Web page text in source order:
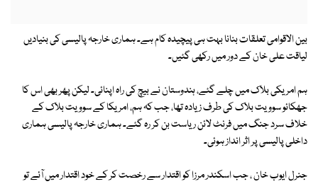
بین الاقوامی تعلقات بنانا بہت ہی پیچیدہ کام ہے۔ ہماری خارجہ پالیسی کی بنیادیں
لیاقت علی خان کے دور میں رکھی گئیں۔
ہم امریکی بلاک میں چلے گئے، ہندوستان نے بیچ کی راہ اپنائی۔ لیکن پھر بھی اس کا
جھکائو سوویت بلاک کی طرف زیادہ تھا، جب کہ ہم، امریکا کے سوویت بلاک کے
خلاف سرد جنگ میں فرنٹ لائن ریاست بن کر رہ گئے۔ ہماری خارجہ پالیسی ہماری
داخلی پالیسی پر اثر انداز ہوئی۔
جنرل ایوب خان ، جب اسکندر مرزا کو اقتدار سے رخصت کر کے خود اقتدار میں آئے تو